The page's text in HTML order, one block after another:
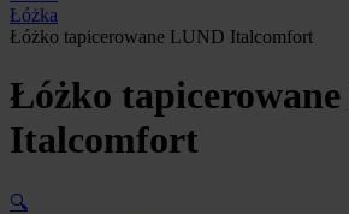
Łóżka
Łóżko tapicerowane LUND Italcomfort
Łóżko
Italcomfort
🔍